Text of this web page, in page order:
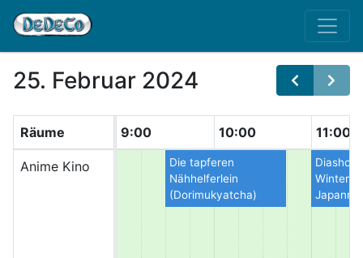
25. Februar 2024
Räume 9:00 10:00 11:00
Anime Kino
Die tapferen
Nähhelferlein
(Dorimukyatcha)
Winter